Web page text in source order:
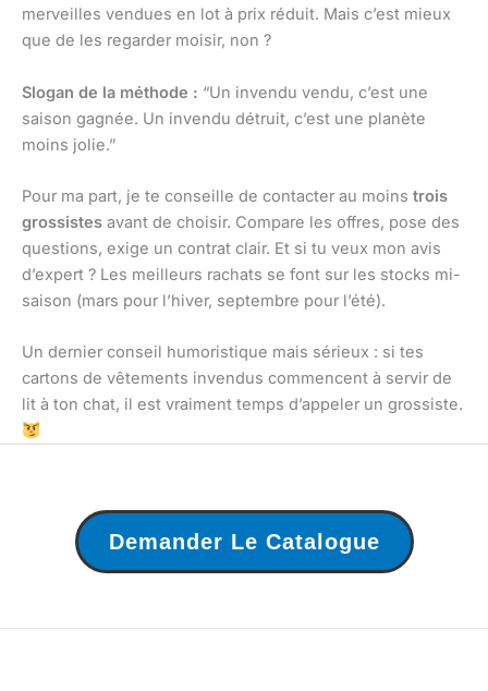
merveilles vendues en lot à prix réduit. Mais c’est mieux
que de les regarder moisir, non ?
Slogan de la méthode : “Un invendu vendu, c’est une
saison gagnée. Un invendu détruit, c’est une planète
moins jolie.”
Pour ma part, je te conseille de contacter au moins trois
grossistes avant de choisir. Compare les offres, pose des
questions, exige un contrat clair. Et si tu veux mon avis
d’expert ? Les meilleurs rachats se font sur les stocks mi-
saison (mars pour l’hiver, septembre pour l’été).
Un dernier conseil humoristique mais sérieux : si tes
cartons de vêtements invendus commencent à servir de
lit à ton chat, il est vraiment temps d’appeler un grossiste.
Demander Le Catalogue